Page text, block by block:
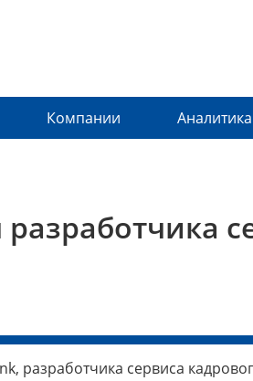
Компании Аналитика
разработчика сервиса